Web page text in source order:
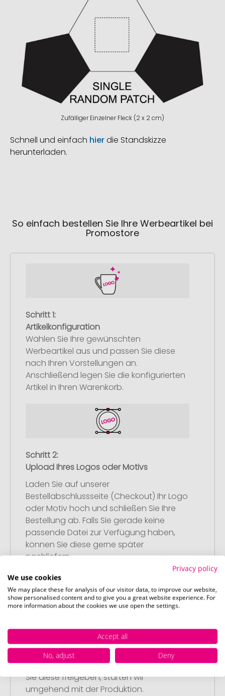
Zufälliger Einzelner Fleck (2 x 2 cm)
Schnell und einfach hierdie Standskizze
herunterladen.
So einfach bestellen Sie Ihre Werbeartikel bei
Promostore
Schritt 1:
Artikelkonfiguration
Wählen Sie Ihre gewünschten
Werbeartikel aus und passen Sie diese
nach Ihren Vorstellungen an.
Anschließend legen Sie die konfigurierten
Artikel in Ihren Warenkorb.
Schritt 2:
Upload Ihres Logos oder Motivs
Laden Sie auf unserer
Bestellabschlussseite (Checkout) Ihr Logo
oder Motiv hoch und schließen Sie Ihre
Bestellung ab. Falls Sie gerade keine
passende Datei zur Verfügung haben,
können Sie diese gerne später
nachliefern.
Artikelvorschau und Freigabe
Sie erhalten von uns eine kostenlose
Druckvorschau mit Ihrem Design. Sobald
Sie diese freigeben, starten wir
umgehend mit der Produktion.
Privacy policy
We use cookies
We may place these for analysis of our visitor data, to improve our website,
show personalised content and to give you a great website experience. For
more information about the cookies we use open the settings.
Accept all
No, adjust
Deny